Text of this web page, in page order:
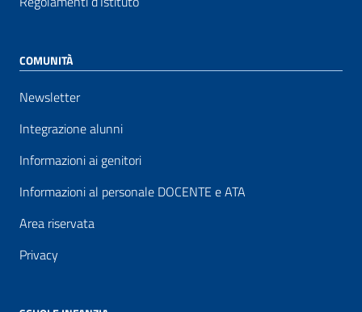
COMUNITÀ
Newsletter
Integrazione alunni
Informazioni ai genitori
Informazioni al personale DOCENTE e ATA
Area riservata
Privacy